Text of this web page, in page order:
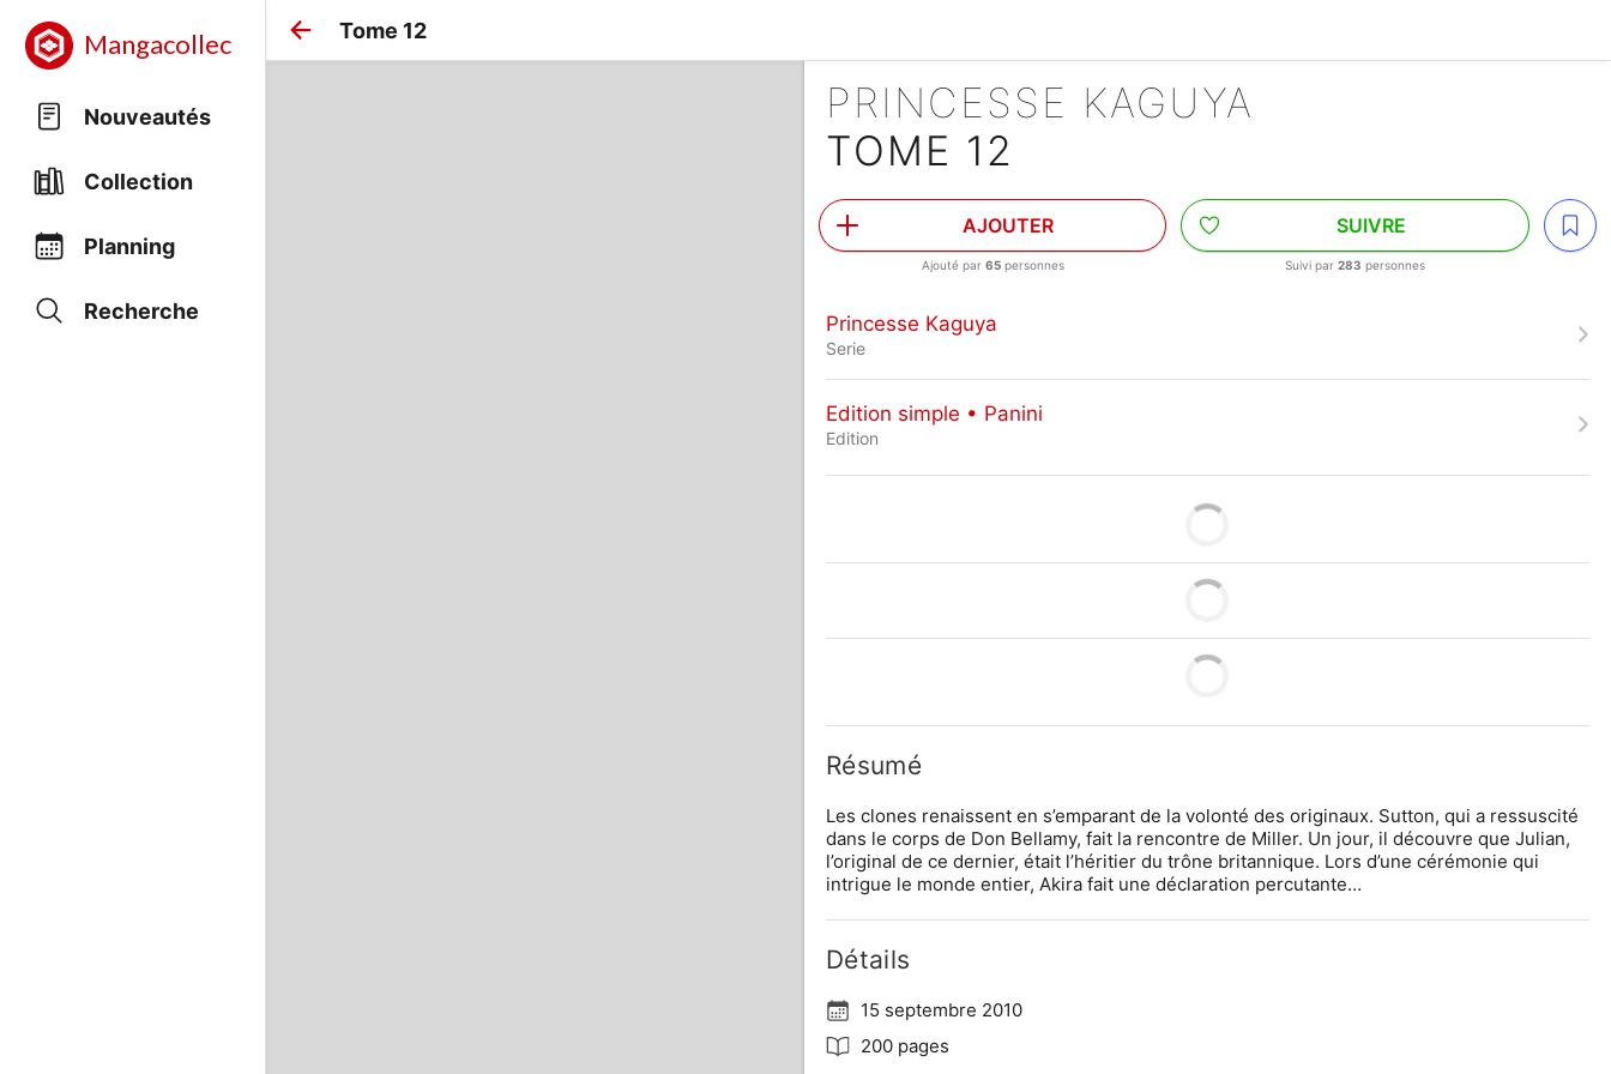
Mangacollec
Nouveautés
Collection
Planning
Recherche
Tome 12
PRINCESSE KAGUYA
TOME 12
AJOUTER
Ajouté par 65personnes
SUIVRE
Suivi par283 personnes
Princesse Kaguya
Serie
Edition simple • Panini
Edition
Résumé
Les clones renaissent en s’emparant de la volonté des originaux. Sutton, qui a ressuscité
dans le corps de Don Bellamy, fait la rencontre de Miller. Un jour, il découvre que Julian,
l’original de ce dernier, était l’héritier du trône britannique. Lors d’une cérémonie qui
intrigue le monde entier, Akira fait une déclaration percutante…
Détails
15 septembre 2010
200 pages